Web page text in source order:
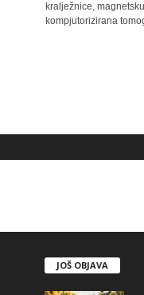
kralježnice,
kompjutorizirana
JOŠ OBJAVA